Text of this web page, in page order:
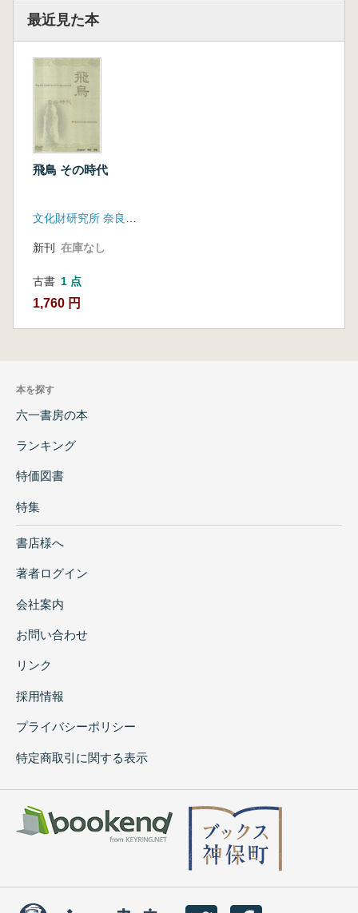
最近見た本
飛鳥 その時代
新刊 在庫なし
古書 1 点
1,760 円
本を探す
六一書房の本
ランキング
特価図書
特集
書店様へ
著者ログイン
会社案内
お問い合わせ
リンク
採用情報
プライバシーポリシー
特定商取引に関する表示